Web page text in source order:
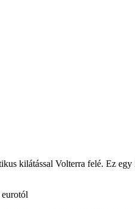
kilátással Volterra felé. Ez